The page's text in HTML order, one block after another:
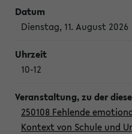
Dienstag, 11. August 2026
10-12
250108 Fehlende
Kontext von Schule und